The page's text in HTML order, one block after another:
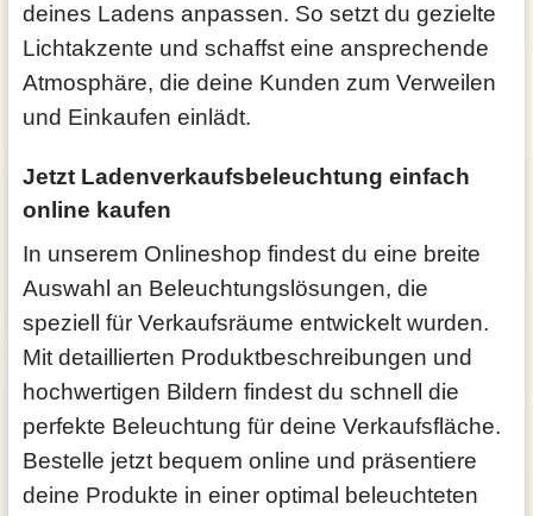
deines Ladens anpassen. So setzt du gezielte
Lichtakzente und schaffst eine ansprechende
Atmosphäre, die deine Kunden zum Verweilen
und Einkaufen einlädt.
Jetzt Ladenverkaufsbeleuchtung einfach
online kaufen
In unserem Onlineshop findest du eine breite
Auswahl an Beleuchtungslösungen, die
speziell für Verkaufsräume entwickelt wurden.
Mit detaillierten Produktbeschreibungen und
hochwertigen Bildern findest du schnell die
perfekte Beleuchtung für deine Verkaufsfläche.
Bestelle jetzt bequem online und präsentiere
deine Produkte in einer optimal beleuchteten